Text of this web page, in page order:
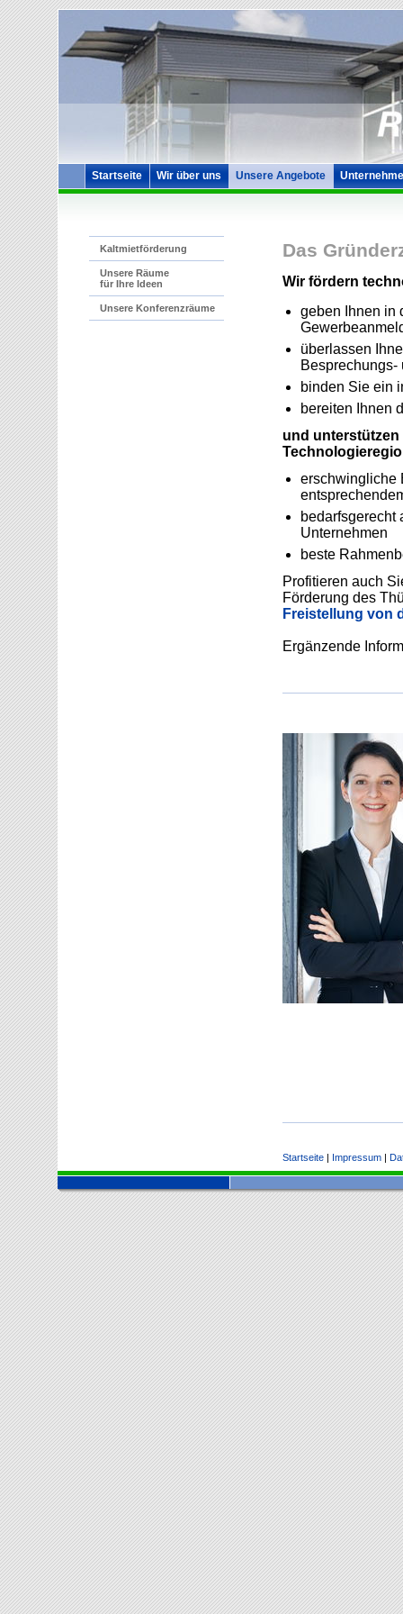
Startseite Wir über uns Unsere Angebote
Kaltmietförderung
Unsere Räume
für Ihre Ideen
Unsere Konferenzräume
Das
Wir fördern
geben Ihnen in
überlassen
Besprechungs-
binden Sie ein
bereiten Ihnen
und unterstützen
erschwingliche
bedarfsgerecht
Unternehmen
beste
Profitieren auch
Förderung des
Freistellung von
Ergänzende
Startseite| Impressum|